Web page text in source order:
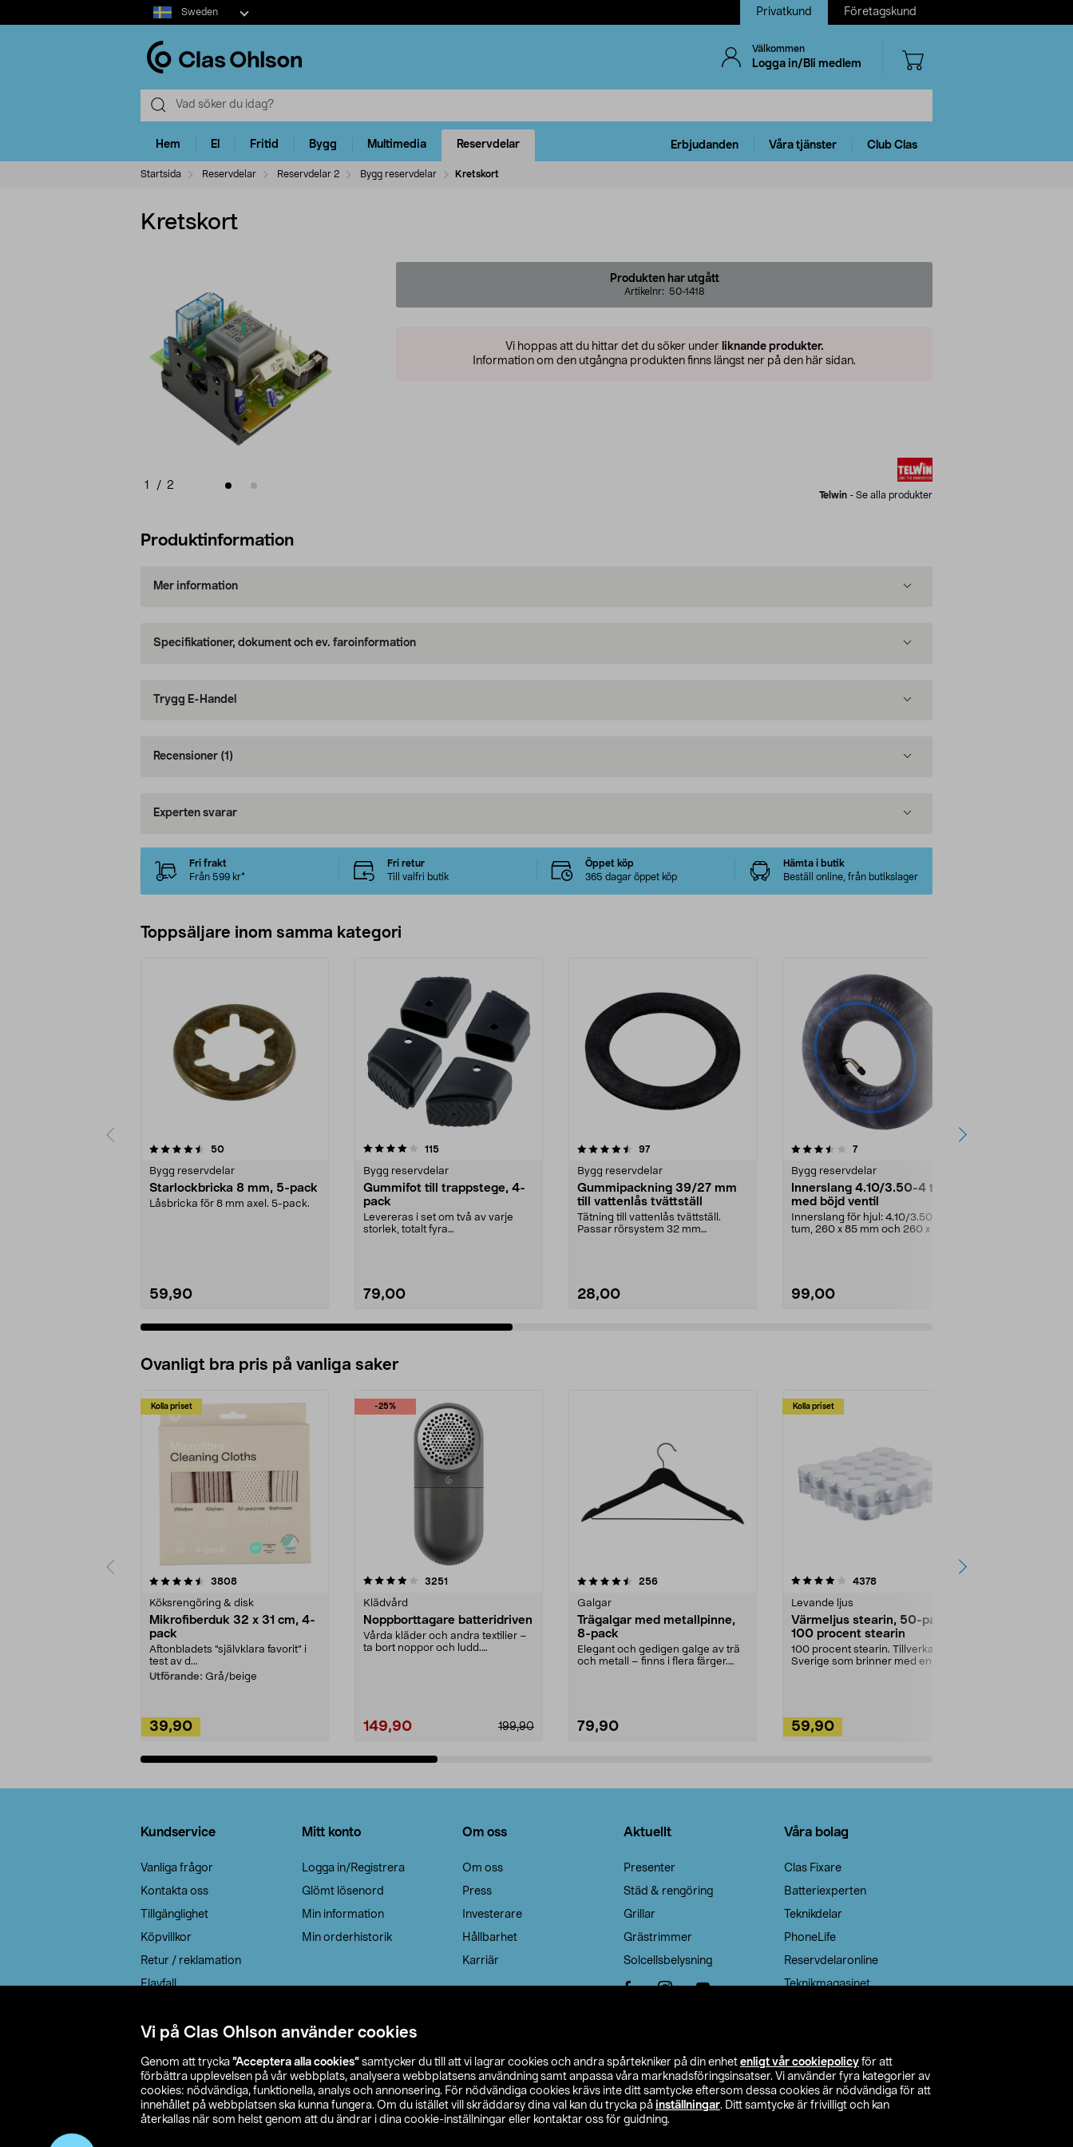
Vi på Clas Ohlson använder cookies
Genom att trycka ”Acceptera alla cookies” samtycker du till att vi lagrar cookies och andra spårtekniker på din enhet enligt vår cookiepolicy för att
förbättra upplevelsen på vår webbplats, analysera webbplatsens användning samt anpassa våra marknadsföringsinsatser. Vi använder fyra kategorier av
cookies: nödvändiga, funktionella, analys och annonsering. För nödvändiga cookies krävs inte ditt samtycke eftersom dessa cookies är nödvändiga för att
innehållet på webbplatsen ska kunna fungera. Om du istället vill skräddarsy dina val kan du trycka på inställningar. Ditt samtycke är frivilligt och kan
återkallas när som helst genom att du ändrar i dina cookie-inställningar eller kontaktar oss för guidning.
Select
market
Sweden Privatkund Företagskund
Välkommen
Logga in/Bli medlem
Hem El Fritid Bygg Multimedia Reservdelar Erbjudanden Våra tjänster Club Clas
Startsida Reservdelar Reservdelar 2 Bygg reservdelar Kretskort
Kretskort
1 / 2
Produkten har utgått
Artikelnr: 50-1418
Vi hoppas att du hittar det du söker under liknande produkter.
Information om den utgångna produkten finns längst ner på den här sidan.
Telwin - Se alla produkter
Produktinformation
Mer information
Specifikationer, dokument och ev. faroinformation
Trygg E-Handel
Recensioner (1)
Experten svarar
Fri frakt
Från 599 kr*
Fri retur
Till valfri butik
Öppet köp
365 dagar öppet köp
Hämta i butik
Beställ online, från butikslager
Toppsäljare inom samma kategori
50recensioner
Bygg reservdelar
Starlockbricka 8 mm, 5-pack
Låsbricka för 8 mm axel. 5-pack.
59,90
4.0 av 5 stjärnor 115recensioner
Bygg reservdelar
Gummifot till trappstege, 4-
pack
Levereras i set om två av varje
storlek, totalt fyra
79,00
4.5 av 5 stjärnor 97recensioner
Bygg reservdelar
Gummipackning 39/27 mm
till vattenlås tvättställ
Tätning till vattenlås tvättställ.
Passar rörsystem 32 mm
28,00
3.5 av 5 stjärnor 7recensioner
Bygg reservdelar
Innerslang 4.10/3.50-4 tum
med böjd ventil
Innerslang för hjul: 4.10/3.50-4
tum, 260 x 85 mm och 260 x 80
99,00
4.5 av 5 stjärnor
Ovanligt bra pris på vanliga saker
Kolla priset
3808recensioner
Köksrengöring & disk
Mikrofiberduk 32 x 31 cm, 4-
pack
Aftonbladets "självklara favorit” i
test av d...
Utförande: Grå/beige
39,90
-25%
4.0av 5 stjärnor 3251
Klädvård
Noppborttagare batteridriven
Vårda kläder och andra textilier –
ta bort noppor och ludd.
199,90
149,90
4.5av 5 stjärnor 256recensioner
Galgar
Trägalgar med metallpinne,
8-pack
Elegant och gedigen galge av trä
och metall – finns i flera färger.
79,90
Kolla priset
4.0av 5 stjärnor 4378recensioner
Levande ljus
Värmeljus stearin, 50-pack,
100 procent stearin
100 procent stearin. Tillverkade i
Sverige som brinner med en
59,90
4.5av 5 stjärnor
Kundservice
Vanliga frågor
Kontakta oss
Tillgänglighet
Köpvillkor
Retur / reklamation
Elavfall
Leveransalternativ
Mitt konto
Logga in/Registrera
Glömt lösenord
Min information
Min orderhistorik
Om oss
Om oss
Press
Investerare
Hållbarhet
Karriär
Aktuellt
Presenter
Städ & rengöring
Grillar
Grästrimmer
Solcellsbelysning
Våra bolag
Clas Fixare
Batteriexperten
Teknikdelar
PhoneLife
Reservdelaronline
Teknikmagasinet